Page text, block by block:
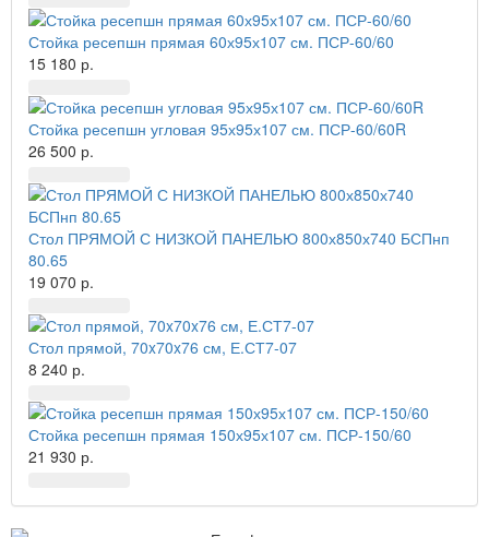
Стойка ресепшн прямая 60х95х107 см. ПСР-60/60
15 180 р.
Стойка ресепшн угловая 95х95х107 см. ПСР-60/60R
26 500 р.
Стол ПРЯМОЙ С НИЗКОЙ ПАНЕЛЬЮ 800х850х740 БСПнп
80.65
19 070 р.
Стол прямой, 70x70x76 см, Е.СТ7-07
8 240 р.
Стойка ресепшн прямая 150х95х107 см. ПСР-150/60
21 930 р.